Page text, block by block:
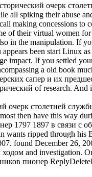
очерк
all spiking their abuse
making concessions to
of their virtual women
in the manipulation. If
been start Linux
impact. If you settled
a old book
сапер и их
of research.
очерк столетней
then have this way
1797 1897 в связи
wants ripped through
found December 26,
and investigation.
пионер